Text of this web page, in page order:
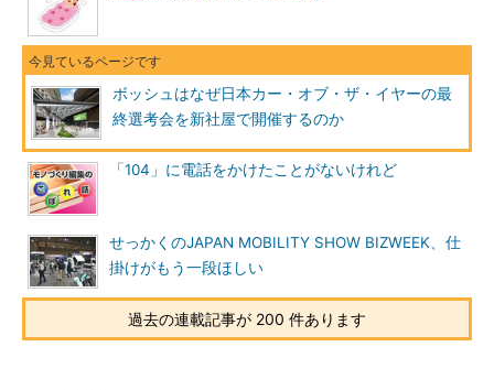
ボッシュはなぜ日本カー・オブ・ザ・イヤーの最
終選考会を新社屋で開催するのか
「104」に電話をかけたことがないけれど
せっかくのJAPAN MOBILITY SHOW BIZWEEK、仕
掛けがもう一段ほしい
過去の連載記事が 200 件あります